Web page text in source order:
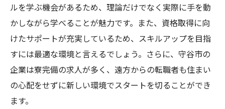
ルを学ぶ機会があるため、理論だけでなく実際に手を動
かしながら学べることが魅力です。また、資格取得に向
けたサポートが充実しているため、スキルアップを目指
すには最適な環境と言えるでしょう。さらに、守谷市の
企業は寮完備の求人が多く、遠方からの転職者も住まい
の心配をせずに新しい環境でスタートを切ることができ
ます。